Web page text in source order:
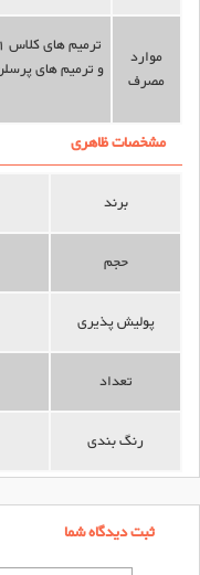
موارد
مصرف
و ترمیم های
مشخصات ظاهری
برند
حجم
پولیش پذیری
تعداد
رنگ بندی
ثبت دیدگاه شما